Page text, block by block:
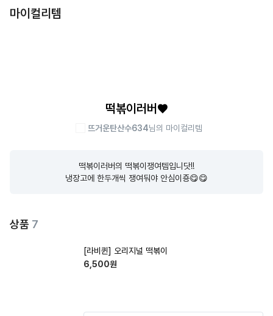
마이컬리템
떡볶이러버♥
뜨거운탄산수634님의 마이컬리템
떡볶이러버의 떡볶이쟁여템입니닷!!
냉장고에 한두개씩 쟁여둬야 안심이죵😋😋
상품 7
[라비퀸] 오리지널 떡볶이
6,500원